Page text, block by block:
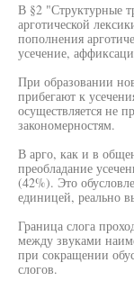
В §2 "Структурные
арготической
пополнения
усечение,
При образовании
прибегают к
осуществляется не
закономерностям.
В арго, как и в
преобладание
(42%). Это
единицей, реально
Граница слога
между звуками
при сокращении
слогов.